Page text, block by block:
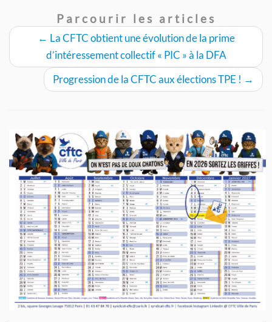
Parcourir les articles
← La CFTC obtient une évolution de la prime
d’intéressement collectif « PIC » à la DFA
Progression de la CFTC aux élections TPE ! →